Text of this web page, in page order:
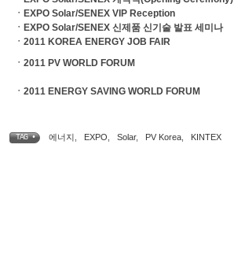
ㆍEXPO Solar/SENEX VIP Reception
ㆍEXPO Solar/SENEX 신제품 신기술 발표 세미나
ㆍ2011 KOREA ENERGY JOB FAIR
ㆍ2011 PV WORLD FORUM
ㆍ2011 ENERGY SAVING WORLD FORUM
TAG • 에너지 EXPO Solar, PV Korea KINTEX